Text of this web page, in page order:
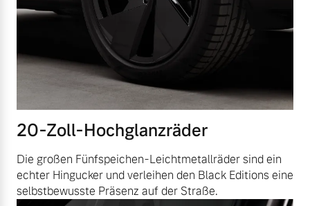
20-Zoll-Hochglanzräder
Die großen Fünfspeichen-Leichtmetallräder sind ein
echter Hingucker und verleihen den Black Editions eine
selbstbewusste Präsenz auf der Straße.